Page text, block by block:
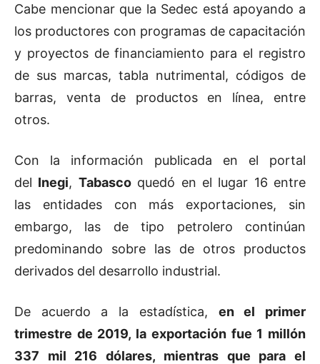
Cabe mencionar que la Sedec está apoyando a
los productores con programas de capacitación
y proyectos de financiamiento para el registro
de sus marcas, tabla nutrimental, códigos de
barras, venta de productos en línea, entre
otros.
Con la información publicada en el portal
del Inegi, Tabascoquedó en el lugar 16 entre
las entidades con más exportaciones, sin
embargo, las de tipo petrolero continúan
predominando sobre las de otros productos
derivados del desarrollo industrial.
De acuerdo a la estadística, en el primer
trimestre de 2019, la exportación fue 1 millón
337 mil 216 dólares, mientras que para el